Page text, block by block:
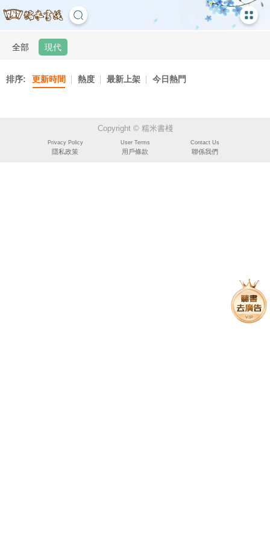
全部 現代
排序: 更新時間 熱度 最新上架 今日熱門
Copyright © 糯米書棧
Privacy Policy
隱私政策
User Terms
用戶條款
Contact Us
聯係我們